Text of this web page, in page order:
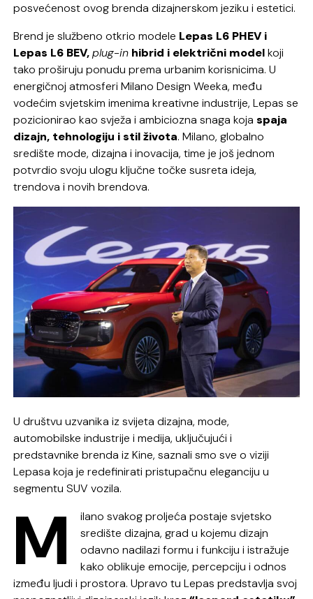
posvećenost ovog brenda dizajnerskom jeziku i estetici.
Brend je službeno otkrio modele Lepas L6 PHEV i
Lepas L6 BEV,plug-in hibrid i električni modelkoji
tako proširuju ponudu prema urbanim korisnicima. U
energičnoj atmosferi Milano Design Weeka, među
vodećim svjetskim imenima kreativne industrije, Lepas se
pozicionirao kao svježa i ambiciozna snaga kojaspaja
dizajn, tehnologiju i stil života. Milano, globalno
središte mode, dizajna i inovacija, time je još jednom
potvrdio svoju ulogu ključne točke susreta ideja,
trendova i novih brendova.
U društvu uzvanika iz svijeta dizajna, mode,
automobilske industrije i medija, uključujući i
predstavnike brenda iz Kine, saznali smo sve o viziji
Lepasa koja je redefinirati pristupačnu eleganciju u
segmentu SUV vozila.
M
ilano svakog proljeća postaje svjetsko
središte dizajna, grad u kojemu dizajn
odavno nadilazi formu i funkciju i istražuje
kako oblikuje emocije, percepciju i odnos
između ljudi i prostora. Upravo tu Lepas predstavlja svoj